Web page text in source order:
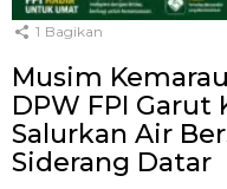
1 Bagikan
Musim
DPW FPI Garut
Salurkan Air
Siderang Datar